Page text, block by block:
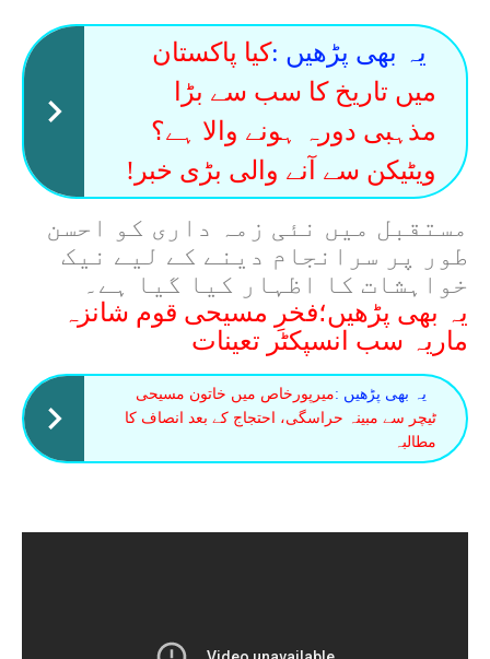
یہ بھی پڑھیں :کیا پاکستان
میں تاریخ کا سب سے بڑا
مذہبی دورہ ہونے والا ہے؟
ویٹیکن سے آنے والی بڑی خبر!
مستقبل میں نئی زمہ داری کو احسن
طور پر سرانجام دینے کے لیے نیک
خواہشات کا اظہار کیا گیا ہے۔
یہ بھی پڑھیں؛فخرِ مسیحی قوم شانزہ
ماریہ سب انسپکٹر تعینات
یہ بھی پڑھیں :میرپورخاص میں خاتون مسیحی
ٹیچر سے مبینہ حراسگی، احتجاج کے بعد انصاف کا
مطالبہ